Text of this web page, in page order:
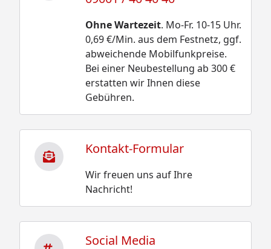
Ohne Wartezeit. Mo-Fr. 10-15 Uhr.
0,69 €/Min. aus dem Festnetz, ggf.
abweichende Mobilfunkpreise.
Bei einer Neubestellung ab 300 €
erstatten wir Ihnen diese
Gebühren.
Kontakt-Formular
Wir freuen uns auf Ihre
Nachricht!
Social Media